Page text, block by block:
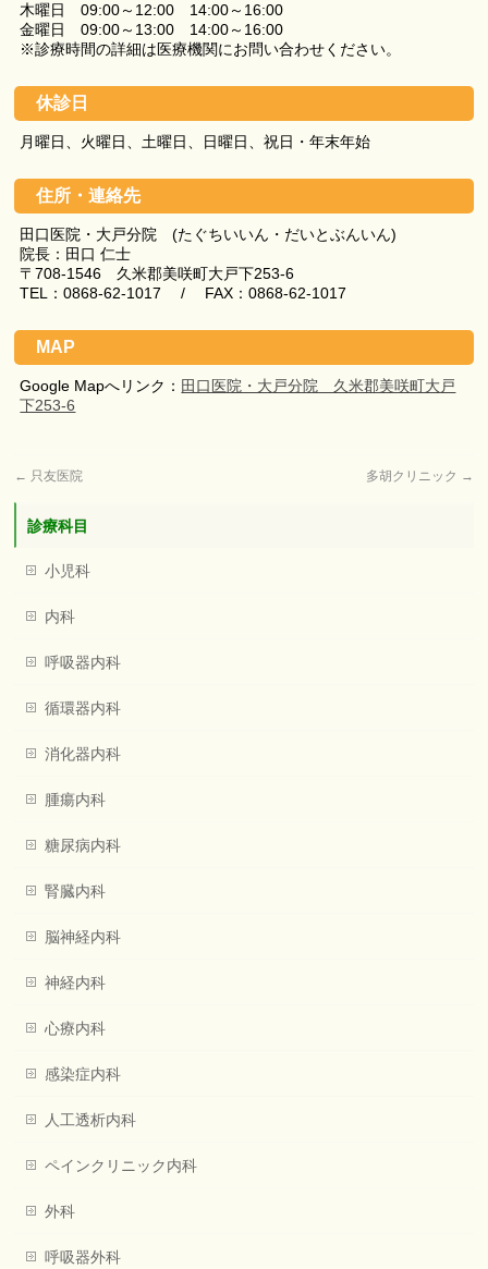
木曜日 09:00～12:00 14:00～16:00
金曜日 09:00～13:00 14:00～16:00
※診療時間の詳細は医療機関にお問い合わせください。
休診日
月曜日、火曜日、土曜日、日曜日、祝日・年末年始
住所・連絡先
田口医院・大戸分院 (たぐちいいん・だいとぶんいん)
院長：田口 仁士
〒708-1546 久米郡美咲町大戸下253-6
TEL：0868-62-1017 / FAX：0868-62-1017
MAP
Google Mapへリンク： 田口医院・大戸分院 久米郡美咲町大戸
下253-6
← 只友医院 多胡クリニック →
診療科目
小児科
内科
呼吸器内科
循環器内科
消化器内科
腫瘍内科
糖尿病内科
腎臓内科
脳神経内科
神経内科
心療内科
感染症内科
人工透析内科
ペインクリニック内科
外科
呼吸器外科